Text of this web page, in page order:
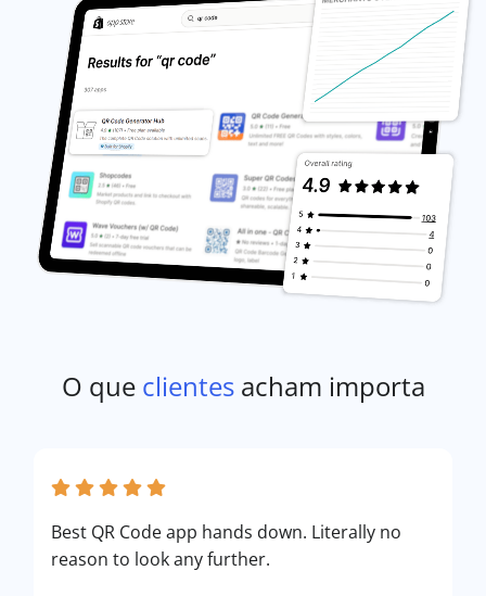
O que clientesacham importa
Best QR Code app hands down. Literally no
reason to look any further.